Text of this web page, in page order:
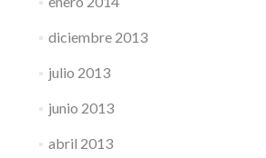
diciembre 2013
julio 2013
junio 2013
abril 2013